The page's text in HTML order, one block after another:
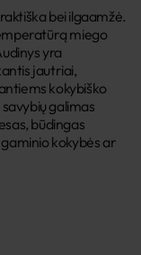
bei ilgaamžė.
miego
yra
jautriai,
kokybiško
galimas
būdingas
kokybės ar